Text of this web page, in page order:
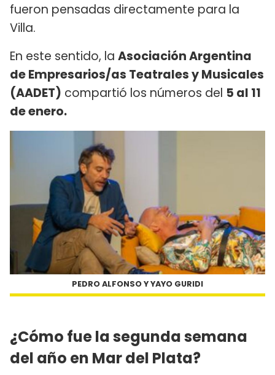
fueron pensadas directamente para la
Villa.
En este sentido, la Asociación Argentina
de Empresarios/as Teatrales y Musicales
(AADET) compartió los números del 5 al 11
de enero.
PEDRO ALFONSO Y YAYO GURIDI
¿Cómo fue la segunda semana
del año en Mar del Plata?